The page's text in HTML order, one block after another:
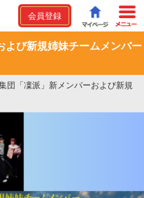
会員登録
よび新規姉妹チームメンバー
団「凜派」新メンバーおよび新規